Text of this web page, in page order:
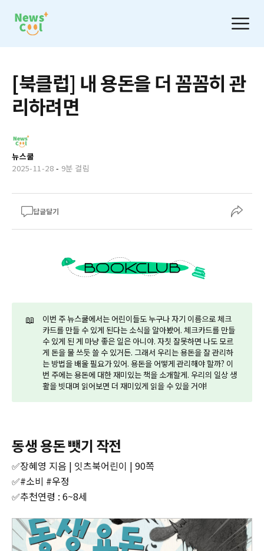
[북클럽] 내 용돈을 더 꼼꼼히 관
리하려면
뉴스쿨
2025-11-28 - 9분 걸림
답글달기
📖
이번 주 뉴스쿨에서는 어린이들도 누구나 자기 이름으로 체크
카드를 만들 수 있게 된다는 소식을 알아봤어. 체크카드를 만들
수 있게 된 게 마냥 좋은 일은 아니야. 자칫 잘못하면 나도 모르
게 돈을 물 쓰듯 쓸 수 있거든. 그래서 우리는 용돈을 잘 관리하
는 방법을 배울 필요가 있어. 용돈을 어떻게 관리해야 할까? 이
번 주에는 용돈에 대한 재미있는 책을 소개할게. 우리의 일상 생
활을 빗대며 읽어보면 더 재미있게 읽을 수 있을 거야!
동생 용돈 뺏기 작전
✅장혜영 지음 | 잇츠북어린이 | 90쪽
✅#소비 #우정
✅추천연령 : 6~8세